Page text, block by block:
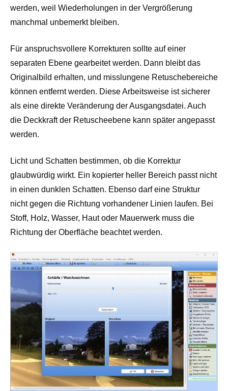
werden, weil Wiederholungen in der Vergrößerung
manchmal unbemerkt bleiben.
Für anspruchsvollere Korrekturen sollte auf einer
separaten Ebene gearbeitet werden. Dann bleibt das
Originalbild erhalten, und misslungene Retuschebereiche
können entfernt werden. Diese Arbeitsweise ist sicherer
als eine direkte Veränderung der Ausgangsdatei. Auch
die Deckkraft der Retuscheebene kann später angepasst
werden.
Licht und Schatten bestimmen, ob die Korrektur
glaubwürdig wirkt. Ein kopierter heller Bereich passt nicht
in einen dunklen Schatten. Ebenso darf eine Struktur
nicht gegen die Richtung vorhandener Linien laufen. Bei
Stoff, Holz, Wasser, Haut oder Mauerwerk muss die
Richtung der Oberfläche beachtet werden.